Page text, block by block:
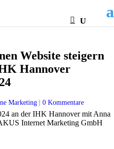
Website steigern
Hannover
Marketing 0 Kommentare